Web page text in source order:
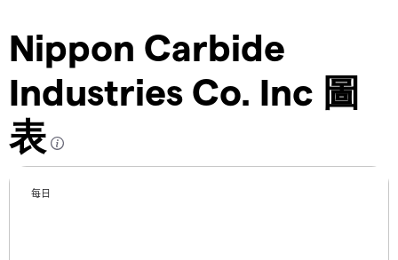
Nippon Carbide
Industries Co. Inc 圖
表
每日